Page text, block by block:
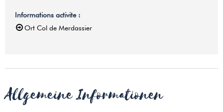
Informations activite :
Ort Col de Merdassier
Allgemeine Informationen